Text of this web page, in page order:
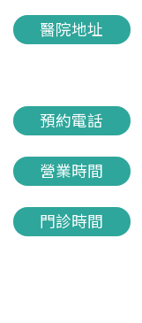
醫院地址
預約電話
營業時間
門診時間